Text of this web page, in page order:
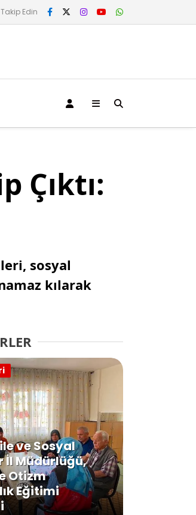
Edin
Çıktı:
sosyal
kılarak
ve Sosyal
İl Müdürlüğü,
Otizm
Eğitimi